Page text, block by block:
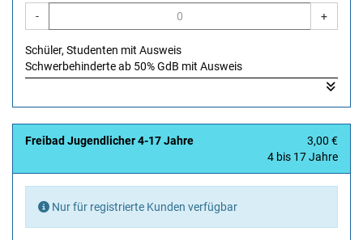
-
+
Schüler, Studenten mit Ausweis
Schwerbehinderte ab 50% GdB mit Ausweis
Dieser ist auf Verlangen vorzuzeigen.
Freibad Jugendlicher 4-17 Jahre
3,00 €
4 bis 17 Jahre
Nur für registrierte Kunden verfügbar